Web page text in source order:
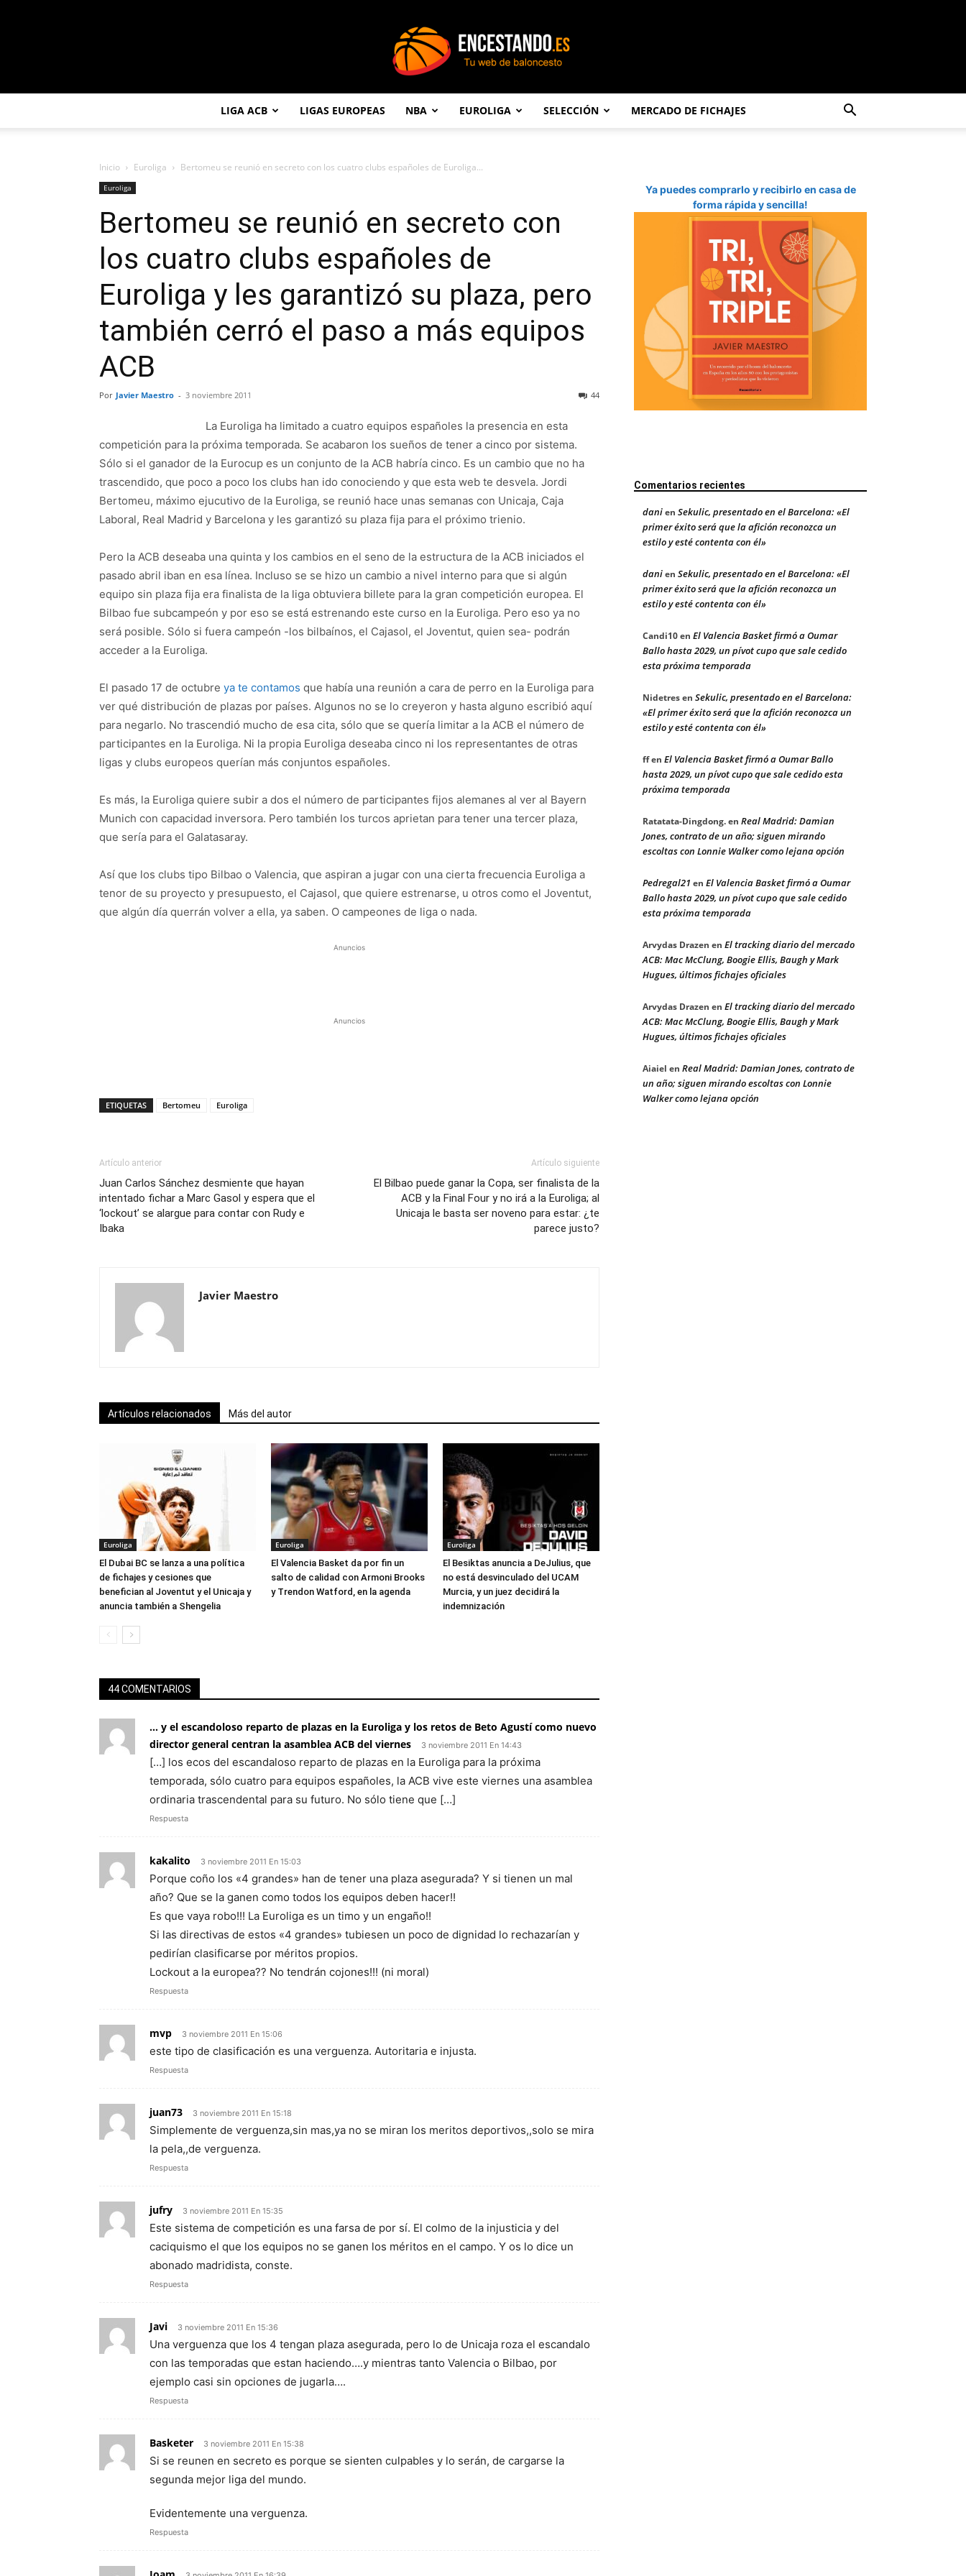
LIGA ACB LIGAS EUROPEAS NBA EUROLIGA SELECCIÓN MERCADO DE FICHAJES
Inicio Euroliga Bertomeu se reunió en secreto con los cuatro clubs españoles de Euroliga...
Euroliga
Bertomeu se reunió en secreto con
los cuatro clubs españoles de
Euroliga y les garantizó su plaza, pero
también cerró el paso a más equipos
ACB
Por Javier Maestro - 3 noviembre 2011 44
La Euroliga ha limitado a cuatro equipos españoles la presencia en esta
competición para la próxima temporada. Se acabaron los sueños de tener a cinco por sistema.
Sólo si el ganador de la Eurocup es un conjunto de la ACB habría cinco. Es un cambio que no ha
trascendido, que poco a poco los clubs han ido conociendo y que esta web te desvela. Jordi
Bertomeu, máximo ejucutivo de la Euroliga, se reunió hace unas semanas con Unicaja, Caja
Laboral, Real Madrid y Barcelona y les garantizó su plaza fija para el próximo trienio.
Pero la ACB deseaba una quinta y los cambios en el seno de la estructura de la ACB iniciados el
pasado abril iban en esa línea. Incluso se se hizo un cambio a nivel interno para que si algún
equipo sin plaza fija era finalista de la liga obtuviera billete para la gran competición europea. El
Bilbao fue subcampeón y por eso se está estrenando este curso en la Euroliga. Pero eso ya no
será posible. Sólo si fuera campeón -los bilbaínos, el Cajasol, el Joventut, quien sea- podrán
acceder a la Euroliga.
El pasado 17 de octubre ya te contamos que había una reunión a cara de perro en la Euroliga para
ver qué distribución de plazas por países. Algunos no se lo creyeron y hasta alguno escribió aquí
para negarlo. No trascendió mucho de esa cita, sólo que se quería limitar a la ACB el número de
participantes en la Euroliga. Ni la propia Euroliga deseaba cinco ni los representantes de otras
ligas y clubs europeos querían más conjuntos españoles.
Es más, la Euroliga quiere subir a dos el número de participantes fijos alemanes al ver al Bayern
Munich con capacidad inversora. Pero también los turcos aprietan para tener una tercer plaza,
que sería para el Galatasaray.
Así que los clubs tipo Bilbao o Valencia, que aspiran a jugar con una cierta frecuencia Euroliga a
tenor de su proyecto y presupuesto, el Cajasol, que quiere estrenarse, u otros como el Joventut,
que algún día querrán volver a ella, ya saben. O campeones de liga o nada.
Anuncios
Anuncios
ETIQUETAS Bertomeu Euroliga
Artículo anterior
Juan Carlos Sánchez desmiente que hayan
intentado fichar a Marc Gasol y espera que el
‘lockout’ se alargue para contar con Rudy e
Ibaka
Artículo siguiente
El Bilbao puede ganar la Copa, ser finalista de la
ACB y la Final Four y no irá a la Euroliga; al
Unicaja le basta ser noveno para estar: ¿te
parece justo?
Javier Maestro
Artículos relacionados Más del autor
Euroliga
El Dubai BC se lanza a una política
de fichajes y cesiones que
benefician al Joventut y el Unicaja y
anuncia también a Shengelia
Euroliga
El Valencia Basket da por fin un
salto de calidad con Armoni Brooks
y Trendon Watford, en la agenda
Euroliga
El Besiktas anuncia a DeJulius, que
no está desvinculado del UCAM
Murcia, y un juez decidirá la
indemnización
44 COMENTARIOS
… y el escandoloso reparto de plazas en la Euroliga y los retos de Beto Agustí como nuevo
director general centran la asamblea ACB del viernes
3 noviembre 2011 En 14:43
[…] los ecos del escandaloso reparto de plazas en la Euroliga para la próxima
temporada, sólo cuatro para equipos españoles, la ACB vive este viernes una asamblea
ordinaria trascendental para su futuro. No sólo tiene que […]
Respuesta
kakalito 3 noviembre 2011 En 15:03
Porque coño los «4 grandes» han de tener una plaza asegurada? Y si tienen un mal
año? Que se la ganen como todos los equipos deben hacer!!
Es que vaya robo!!! La Euroliga es un timo y un engaño!!
Si las directivas de estos «4 grandes» tubiesen un poco de dignidad lo rechazarían y
pedirían clasificarse por méritos propios.
Lockout a la europea?? No tendrán cojones!!! (ni moral)
Respuesta
mvp 3 noviembre 2011 En 15:06
este tipo de clasificación es una verguenza. Autoritaria e injusta.
Respuesta
juan73 3 noviembre 2011 En 15:18
Simplemente de verguenza,sin mas,ya no se miran los meritos deportivos,,solo se mira
la pela,,de verguenza.
Respuesta
jufry 3 noviembre 2011 En 15:35
Este sistema de competición es una farsa de por sí. El colmo de la injusticia y del
caciquismo el que los equipos no se ganen los méritos en el campo. Y os lo dice un
abonado madridista, conste.
Respuesta
Javi 3 noviembre 2011 En 15:36
Una verguenza que los 4 tengan plaza asegurada, pero lo de Unicaja roza el escandalo
con las temporadas que estan haciendo….y mientras tanto Valencia o Bilbao, por
ejemplo casi sin opciones de jugarla….
Respuesta
Basketer 3 noviembre 2011 En 15:38
Si se reunen en secreto es porque se sienten culpables y lo serán, de cargarse la
segunda mejor liga del mundo.
Evidentemente una verguenza.
Respuesta
Ya puedes comprarlo y recibirlo en casa de
forma rápida y sencilla!
Comentarios recientes
danien Sekulic, presentado en el Barcelona: «El
primer éxito será que la afición reconozca un
estilo y esté contenta con él»
danien Sekulic, presentado en el Barcelona: «El
primer éxito será que la afición reconozca un
estilo y esté contenta con él»
Candi10en El Valencia Basket firmó a Oumar
Ballo hasta 2029, un pívot cupo que sale cedido
esta próxima temporada
Nidetresen Sekulic, presentado en el Barcelona:
«El primer éxito será que la afición reconozca un
estilo y esté contenta con él»
ffen El Valencia Basket firmó a Oumar Ballo
hasta 2029, un pívot cupo que sale cedido esta
próxima temporada
Ratatata-Dingdong.en Real Madrid: Damian
Jones, contrato de un año; siguen mirando
escoltas con Lonnie Walker como lejana opción
Pedregal21 en El Valencia Basket firmó a Oumar
Ballo hasta 2029, un pívot cupo que sale cedido
esta próxima temporada
Arvydas Drazen en El tracking diario del mercado
ACB: Mac McClung, Boogie Ellis, Baugh y Mark
Hugues, últimos fichajes oficiales
Arvydas Drazen en El tracking diario del mercado
ACB: Mac McClung, Boogie Ellis, Baugh y Mark
Hugues, últimos fichajes oficiales
Aiaiel en Real Madrid: Damian Jones, contrato de
un año; siguen mirando escoltas con Lonnie
Walker como lejana opción